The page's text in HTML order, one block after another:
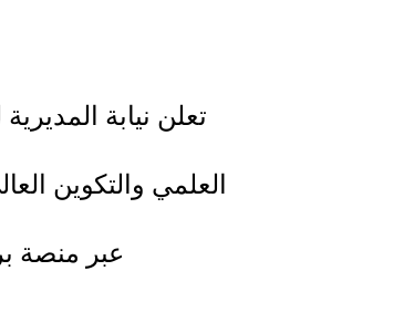
تعلن نيابة
العلمي والتكوين
عبر منصة